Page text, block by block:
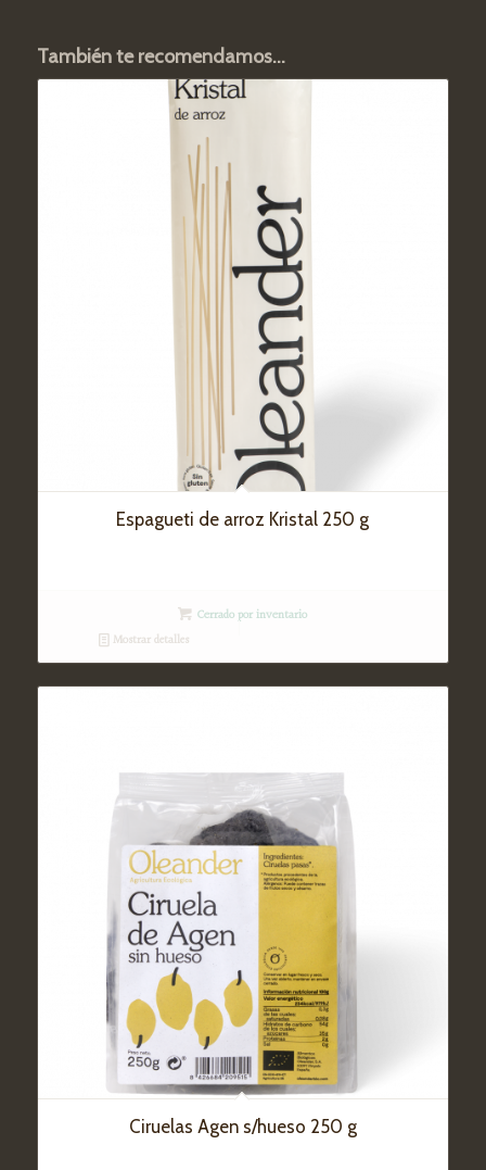
También te recomendamos…
Espagueti de arroz Kristal 250 g
Cerrado por inventario
Mostrar detalles
Ciruelas Agen s/hueso 250 g